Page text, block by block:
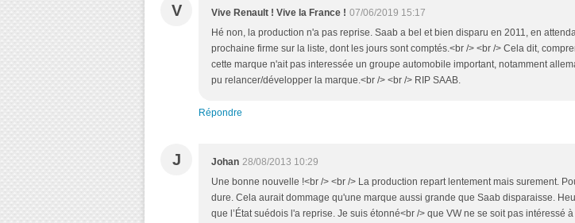
V Vive Renault ! Vive la France ! 07/06/2019 15:17
Hé non, la production n'a pas reprise. Saab a bel et bien disparu en 2011, en
prochaine firme sur la liste, dont les jours sont comptés.<br /> <br /> Cela dit,
cette marque n'ait pas interessée un groupe automobile important, notamment
pu relancer/développer la marque.<br /> <br /> RIP SAAB.
Répondre
J Johan 28/08/2013 10:29
Une bonne nouvelle !<br /> <br /> La production repart lentement mais surement.
dure. Cela aurait dommage qu'une marque aussi grande que Saab disparaisse.
que l’État suédois l'a reprise. Je suis étonné<br /> que VW ne se soit pas intéressé